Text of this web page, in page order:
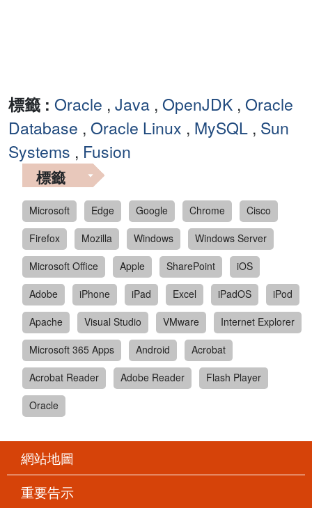
標籤 : Oracle , Java , OpenJDK , Oracle
Database , Oracle Linux , MySQL , Sun
Systems , Fusion
標籤
Microsoft Edge Google Chrome
Cisco
Firefox
Mozilla Windows
Windows Server
Microsoft Office
Apple SharePoint
iOS
Adobe
iPhone iPad Excel iPadOS
iPod
Apache
Visual Studio VMware
Internet Explorer
Microsoft 365 Apps
Android
Acrobat
Acrobat Reader
Adobe Reader
Flash Player
Oracle
網站地圖
重要告示